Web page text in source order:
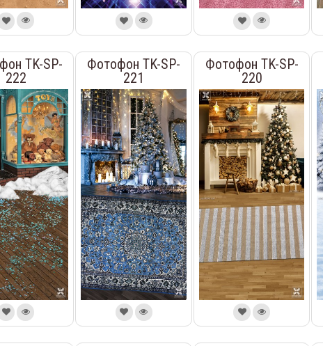
TK-SP-
222
Фотофон TK-SP-
221
Фотофон TK-SP-
220